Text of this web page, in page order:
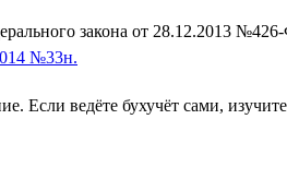
закона от 28.12.2013
№33н.
Если ведёте бухучёт сами,